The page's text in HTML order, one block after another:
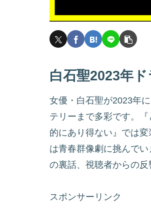
白石聖2023年
女優・白石聖が2023年
テリーまで多彩です。
的にあり得ない』では
は青春群像劇に挑んで
の裏話、視聴者からの反
スポンサーリンク